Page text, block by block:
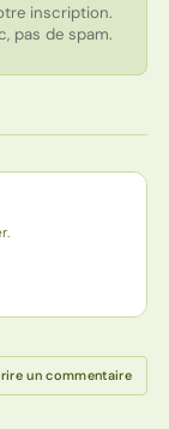
inscription.
pas de spam.
1 à 5 étoiles
un commentaire